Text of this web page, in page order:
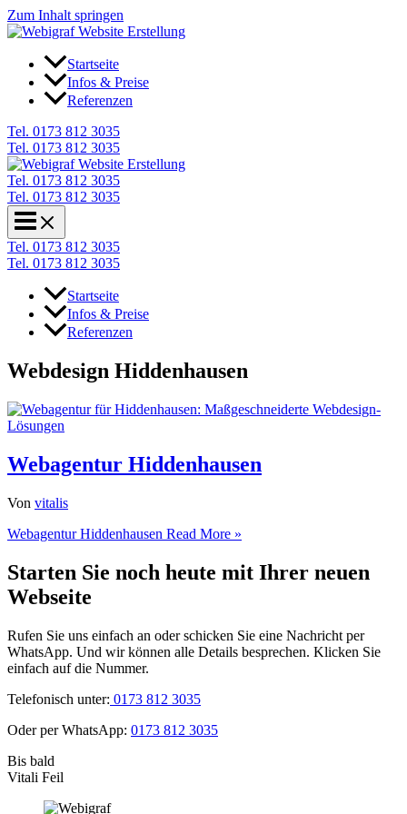
Zum Inhalt springen
Startseite
Infos & Preise
Referenzen
Tel. 0173 812 3035
Tel. 0173 812 3035
Tel. 0173 812 3035
Tel. 0173 812 3035
Tel. 0173 812 3035
Tel. 0173 812 3035
Startseite
Infos & Preise
Referenzen
Webdesign Hiddenhausen
Webagentur Hiddenhausen
Von vitalis
Webagentur Hiddenhausen Read More »
Starten Sie noch heute mit Ihrer neuen
Webseite
Rufen Sie uns einfach an oder schicken Sie eine Nachricht per
WhatsApp. Und wir können alle Details besprechen. Klicken Sie
einfach auf die Nummer.
Telefonisch unter: 0173 812 3035
Oder per WhatsApp: 0173 812 3035
Bis bald
Vitali Feil